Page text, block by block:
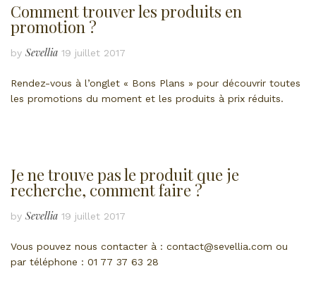
Comment trouver les produits en
promotion ?
by Sevellia 19 juillet 2017
Rendez-vous à l’onglet « Bons Plans » pour découvrir toutes
les promotions du moment et les produits à prix réduits.
Je ne trouve pas le produit que je
recherche, comment faire ?
by Sevellia 19 juillet 2017
Vous pouvez nous contacter à : contact@sevellia.com ou
par téléphone : 01 77 37 63 28